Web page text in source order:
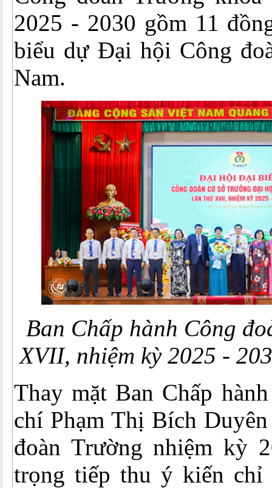
2025 - 2030 gồm 11
biểu dự Đại hội Công
Nam.
Ban Chấp hành Công
XVII, nhiệm kỳ 2025 -
Thay mặt Ban Chấp
chí Phạm Thị Bích
đoàn Trường nhiệm kỳ
trọng tiếp thu ý kiến chỉ